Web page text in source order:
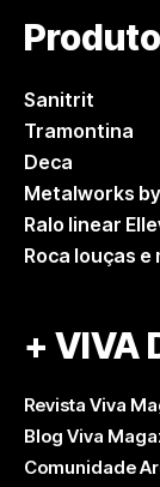
Sanitrit
Tramontina
Deca
Metalworks
Ralo linear
Roca louças e
+ VIVA
Revista Viva
Blog Viva
Comunidade